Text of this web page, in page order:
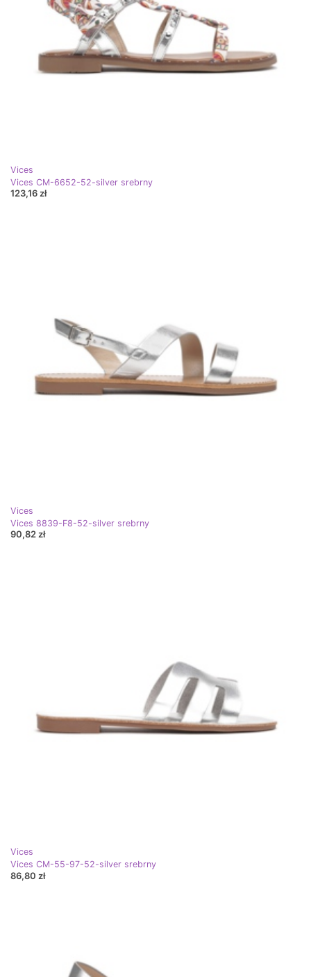
Vices
Vices CM-6652-52-silver srebrny
123,16 zł
Vices
Vices 8839-F8-52-silver srebrny
90,82 zł
Vices
Vices CM-55-97-52-silver srebrny
86,80 zł